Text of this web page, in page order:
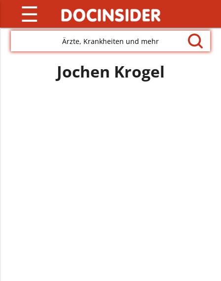
☰
Ärzte, Krankheiten und mehr
Jochen Krogel